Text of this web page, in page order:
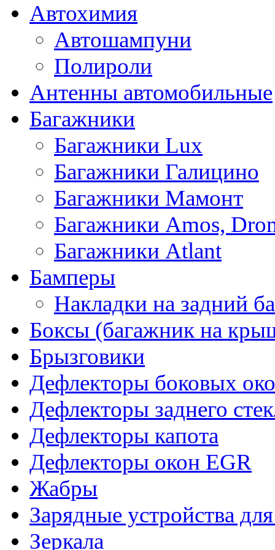
Автохимия
Автошампуни
Полироли
Антенны автомобильные
Багажники
Багажники Lux
Багажники Галицино
Багажники Мамонт
Багажники Amos,
Багажники Atlant
Бамперы
Накладки на задний
Боксы (багажник на
Брызговики
Дефлекторы боковых
Дефлекторы заднего
Дефлекторы капота
Дефлекторы окон EGR
Жабры
Зарядные устройства
Зеркала